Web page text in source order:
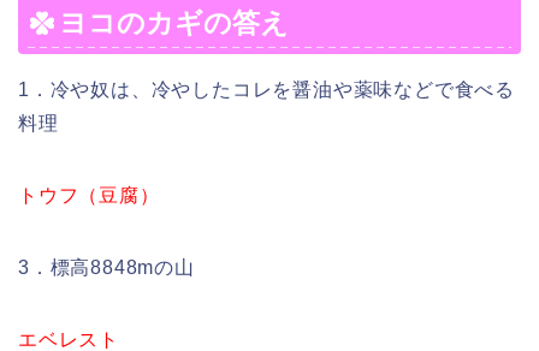
ヨコのカギの答え
1．冷や奴は、冷やしたコレを醤油や薬味などで食べる
料理
トウフ（豆腐）
3．標高8848mの山
エベレスト